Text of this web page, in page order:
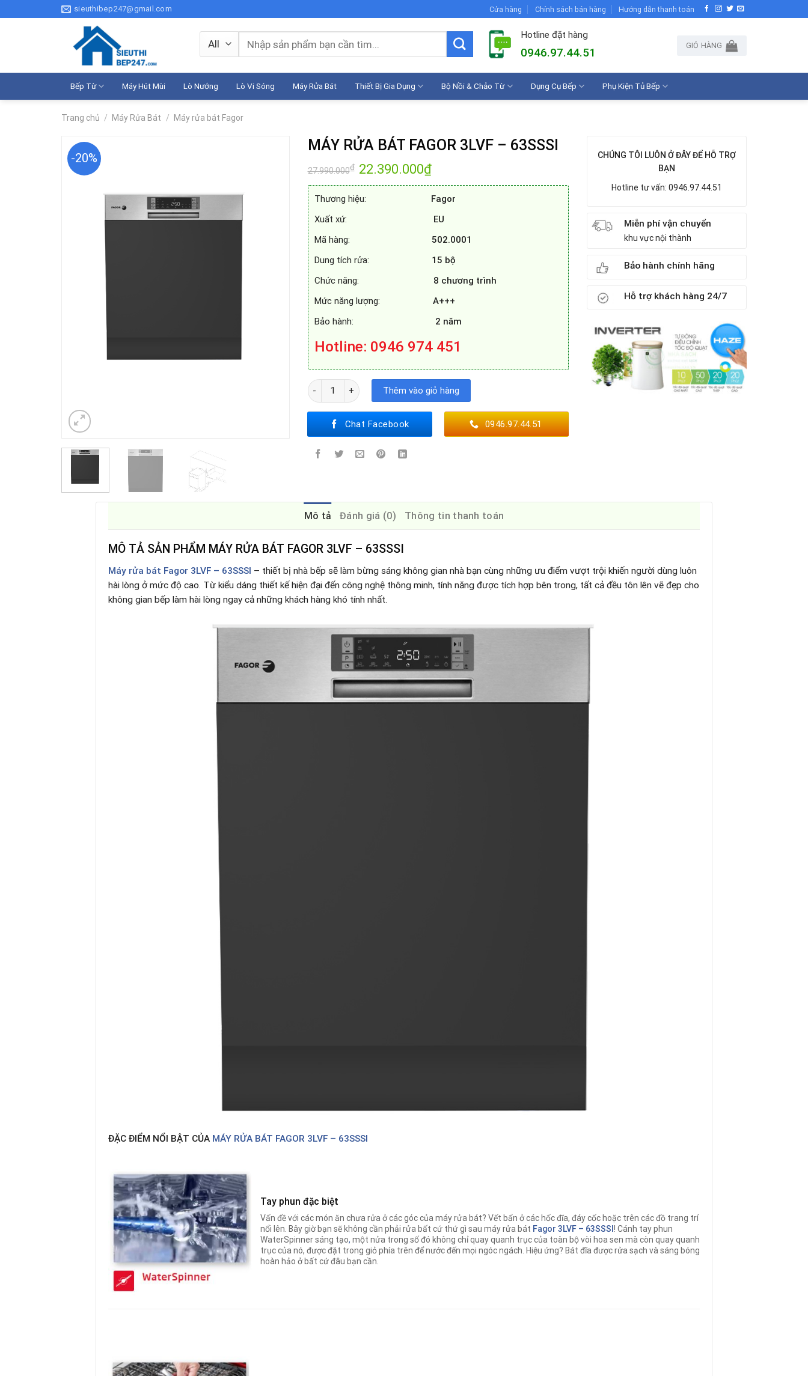
to
sieuthibep247@gmail.com Cửa hàng Chính sách bán hàng Hướng dẫn thanh toán
Tìm
kiếm:
Hotline đặt hàng
0946.97.44.51
GIỎ HÀNG
Bếp Từ Máy Hút Mùi Lò Nướng Lò Vi Sóng Máy Rửa Bát Thiết Bị Gia Dụng Bộ Nồi & Chảo Từ Dụng Cụ Bếp Phụ Kiện Tủ Bếp
Trang chủ / Máy Rửa Bát / Máy rửa bát Fagor
-20%
MÁY RỬA BÁT FAGOR 3LVF – 63SSSI
27.990.000₫ Giá
gốc
là:
22.390.000₫Giá
hiện
tại
22.390.000₫.
Thương hiệu: Fagor
Xuất xứ: EU
Mã hàng: 502.0001
Dung tích rửa: 15 bộ
Chức năng: 8 chương trình
Mức năng lượng:
A+++
Bảo hành: 2 năm
Hotline: 0946 974 451
MÁY RỬA BÁT FAGOR 3LVF - 63SSSI số lượng
Thêm vào giỏ hàng
Chat Facebook 0946.97.44.51
CHÚNG TÔI LUÔN Ở ĐÂY ĐỂ HỖ TRỢ
BẠN
Hotline tư vấn: 0946.97.44.51
Miễn phí vận chuyển
khu vực nội thành
Bảo hành chính hãng
Hỗ trợ khách hàng 24/7
Mô tả Đánh giá (0) Thông tin thanh toán
MÔ TẢ SẢN PHẨM MÁY RỬA BÁT FAGOR 3LVF – 63SSSI
Máy rửa bát Fagor 3LVF – 63SSSI – thiết bị nhà bếp sẽ làm bừng sáng không gian nhà bạn cùng những ưu điểm vượt trội khiến người dùng luôn
hài lòng ở mức độ cao. Từ kiểu dáng thiết kế hiện đại đến công nghệ thông minh, tính năng được tích hợp bên trong, tất cả đều tôn lên vẽ đẹp cho
không gian bếp làm hài lòng ngay cả những khách hàng khó tính nhất.
ĐẶC ĐIỂM NỔI BẬT CỦA MÁY RỬA BÁT FAGOR 3LVF – 63SSSI
Tay phun đặc biệt
Vấn đề với các món ăn chưa rửa ở các góc của máy rửa bát? Vết bẩn ở các hốc đĩa, đáy cốc hoặc trên các đồ trang trí
nổi lên. Bây giờ bạn sẽ không cần phải rửa bất cứ thứ gì sau máy rửa bát Fagor 3LVF – 63SSSI ! Cánh tay phun
WaterSpinner sáng tạo, một nửa trong số đó không chỉ quay quanh trục của toàn bộ vòi hoa sen mà còn quay quanh
trục của nó, được đặt trong giỏ phía trên để nước đến mọi ngóc ngách. Hiệu ứng? Bát đĩa được rửa sạch và sáng bóng
hoàn hảo ở bất cứ đâu bạn cần.